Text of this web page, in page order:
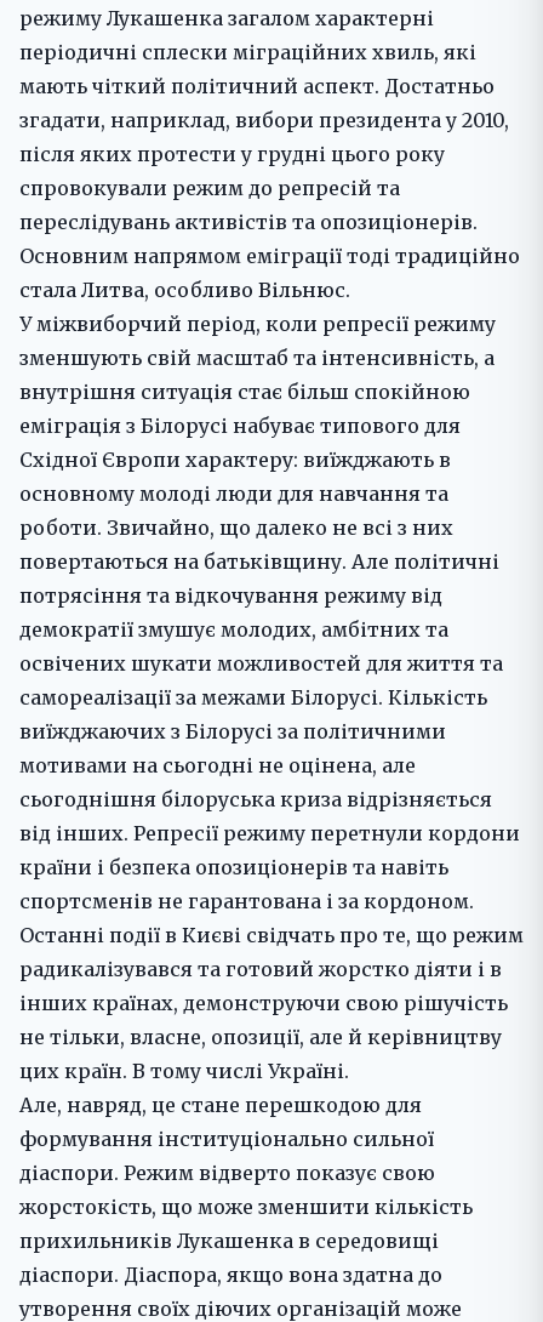
режиму Лукашенка загалом характерні
періодичні сплески міграційних хвиль, які
мають чіткий політичний аспект. Достатньо
згадати, наприклад, вибори президента у 2010,
після яких протести у грудні цього року
спровокували режим до репресій та
переслідувань активістів та опозиціонерів.
Основним напрямом еміграції тоді традиційно
стала Литва, особливо Вільнюс.
У міжвиборчий період, коли репресії режиму
зменшують свій масштаб та інтенсивність, а
внутрішня ситуація стає більш спокійною
еміграція з Білорусі набуває типового для
Східної Європи характеру: виїжджають в
основному молоді люди для навчання та
роботи. Звичайно, що далеко не всі з них
повертаються на батьківщину. Але політичні
потрясіння та відкочування режиму від
демократії змушує молодих, амбітних та
освічених шукати можливостей для життя та
самореалізації за межами Білорусі. Кількість
виїжджаючих з Білорусі за політичними
мотивами на сьогодні не оцінена, але
сьогоднішня білоруська криза відрізняється
від інших. Репресії режиму перетнули кордони
країни і безпека опозиціонерів та навіть
спортсменів не гарантована і за кордоном.
Останні події в Києві свідчать про те, що режим
радикалізувався та готовий жорстко діяти і в
інших країнах, демонструючи свою рішучість
не тільки, власне, опозиції, але й керівництву
цих країн. В тому числі Україні.
Але, навряд, це стане перешкодою для
формування інституціонально сильної
діаспори. Режим відверто показує свою
жорстокість, що може зменшити кількість
прихильників Лукашенка в середовищі
діаспори. Діаспора, якщо вона здатна до
утворення своїх діючих організацій може